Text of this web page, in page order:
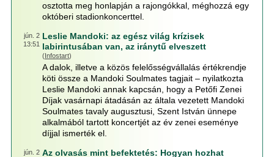
osztotta meg honlapján a rajongókkal, méghozzá egy
októberi stadionkoncerttel.
jún. 2
13:51
Leslie Mandoki: az egész világ krízisek
labirintusában van, az iránytű elveszett
(Infostart)
A dalok, illetve a közös felelősségvállalás értékrendje
köti össze a Mandoki Soulmates tagjait – nyilatkozta
Leslie Mandoki annak kapcsán, hogy a Petőfi Zenei
Díjak vasárnapi átadásán az általa vezetett Mandoki
Soulmates tavaly augusztusi, Szent István ünnepe
alkalmából tartott koncertjét az év zenei eseménye
díjjal ismerték el.
jún. 2 Az olvasás mint befektetés: Hogyan hozhat